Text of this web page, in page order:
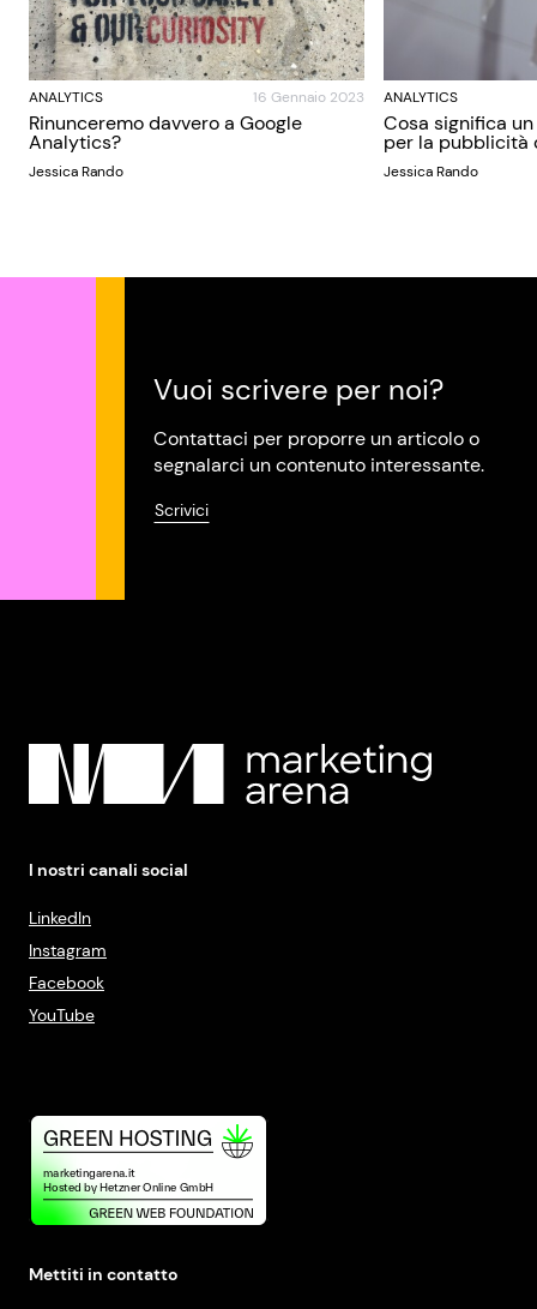
ANALYTICS 16 Gennaio 2023
Rinunceremo davvero a Google
Analytics?
Jessica Rando
ANALYTICS
Cosa significa
per la pubblicità
Jessica Rando
Vuoi scrivere per noi?
Contattaci per proporre un articolo o
segnalarci un contenuto interessante.
Scrivici
I nostri canali social
LinkedIn
Instagram
Facebook
YouTube
Mettiti in contatto